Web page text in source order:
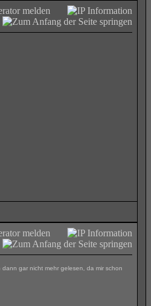
gar nicht mehr gelesen, da mir schon